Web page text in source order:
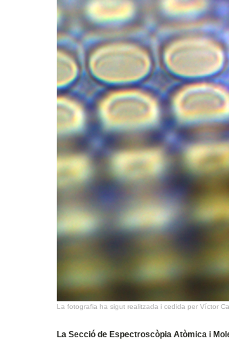
La fotografia ha sigut realitzada i cedida per Víctor
La Secció de Espectroscòpia Atòmica i